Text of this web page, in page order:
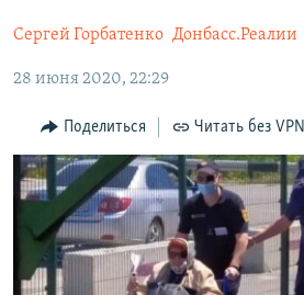
ВернутсяИНТЕРАКТИВ
ИНФОГРАФИКА
ТЕЛЕПРОЕКТ КРЫМ.РЕАЛИИ
СОВЕТЫ ПРАВОЗАЩИТНИКОВ
ПРОПАВШИЕ БЕЗ ВЕСТИ
ПОБЕДИТЕЛЕЙ НЕ СУДЯТ?
КРЫМ.НЕПОКОРЕННЫЙ
РАДІО СВОБОДА
КАК ОБОЙТИ БЛОКИРОВКУ
Qırımtatar
ПРИСОЕДИНЯЙТЕСЬ!
Сергей Горбатенко Донбасс.Реалии
28 июня 2020, 22:29
Поделиться Читать без VPN